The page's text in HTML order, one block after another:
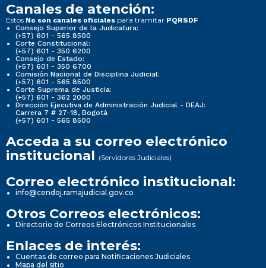
Canales de atención:
Estos No son canales oficiales para tramitar PQRSDF
Consejo Superior de la Judicatura:
(+57) 601 - 565 8500
Corte Constitucional:
(+57) 601 - 350 6200
Consejo de Estado:
(+57) 601 - 350 6700
Comisión Nacional de Disciplina Judicial:
(+57) 601 - 565 8500
Corte Suprema de Justicia:
(+57) 601 - 362 2000
Dirección Ejecutiva de Administración Judicial - DEAJ:
Carrera 7 # 27-18, Bogotá
(+57) 601 - 565 8500
Acceda a su correo electrónico
institucional (Servidores Judiciales)
Correo electrónico institucional:
info@cendoj.ramajudicial.gov.co
Otros Correos electrónicos:
Directorio de Correos Electrónicos Institucionales
Enlaces de interés:
Cuentas de correo para Notificaciones Judiciales
Mapa del sitio